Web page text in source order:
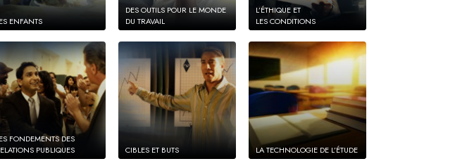
ENFANTS
DES OUTILS POUR LE MONDE
DU TRAVAIL
L’ÉTHIQUE ET
LES CONDITIONS
FONDEMENTS DES
PUBLIQUES
CIBLES ET BUTS LA TECHNOLOGIE DE L’ÉTUDE